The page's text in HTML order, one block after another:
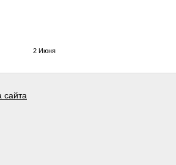
2 Июня
сайта